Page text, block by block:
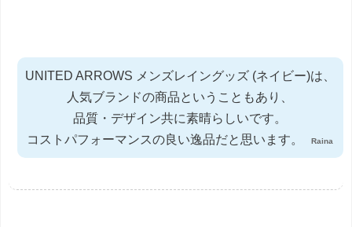
UNITED ARROWS メンズレイングッズ (ネイビー)は、
人気ブランドの商品ということもあり、
品質・デザイン共に素晴らしいです。
コストパフォーマンスの良い逸品だと思います。
Raina